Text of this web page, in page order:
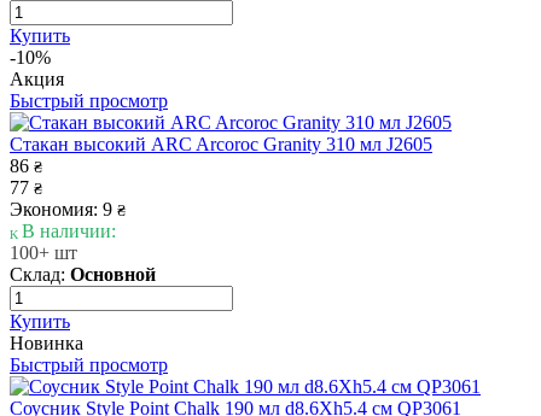
Купить
-10%
Акция
Быстрый просмотр
Стакан высокий ARC Arcoroc Granity 310 мл J2605
86 ₴
77 ₴
Экономия: 9 ₴
В наличии:
100+ шт
Склад: Основной
Купить
Новинка
Быстрый просмотр
Соусник Style Point Chalk 190 мл d8.6Xh5.4 см QP3061